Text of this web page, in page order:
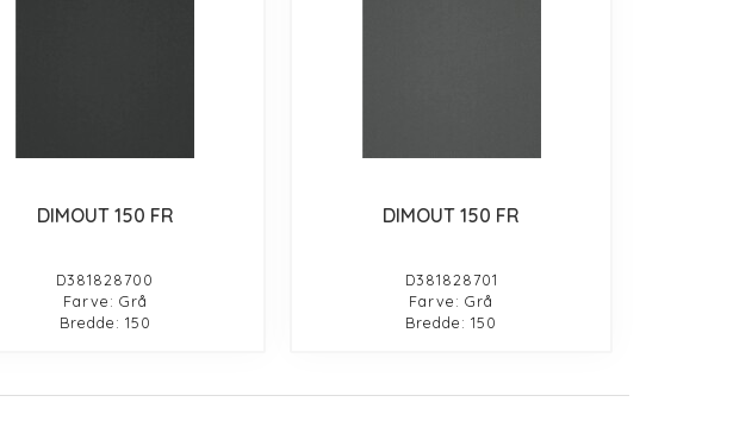
DIMOUT 150 FR
D381828700
Farve: Grå
Bredde: 150
DIMOUT 150 FR
D381828701
Farve: Grå
Bredde: 150